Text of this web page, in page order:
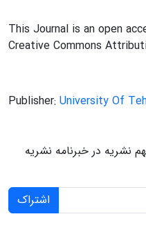
This Journal is an open
Creative Commons
Publisher: University Of
نشریه در خبرنامه نشریه
اشتراک